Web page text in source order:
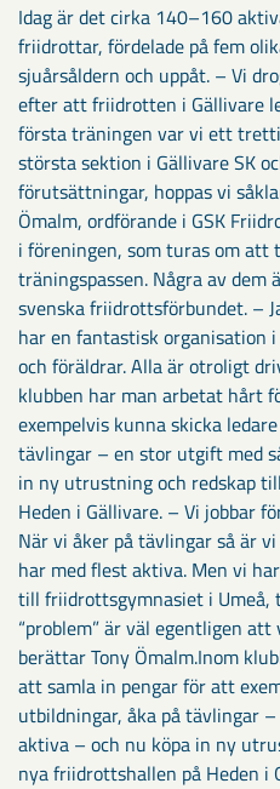
Idag är det cirka 140–160
friidrottar, fördelade på fem
sjuårsåldern och uppåt. – Vi
efter att friidrotten i Gällivare
första träningen var vi ett
största sektion i Gällivare SK
förutsättningar, hoppas vi
Ömalm, ordförande i GSK
i föreningen, som turas om att
träningspassen. Några av
svenska friidrottsförbundet. –
har en fantastisk organisation
och föräldrar. Alla är otroligt
klubben har man arbetat hårt
exempelvis kunna skicka
tävlingar – en stor utgift med
in ny utrustning och redskap
Heden i Gällivare. – Vi jobbar
När vi åker på tävlingar så är
har med flest aktiva. Men vi
till friidrottsgymnasiet i Umeå,
“problem” är väl egentligen
berättar Tony Ömalm.Inom
att samla in pengar för att
utbildningar, åka på tävlingar
aktiva – och nu köpa in ny
nya friidrottshallen på Heden i